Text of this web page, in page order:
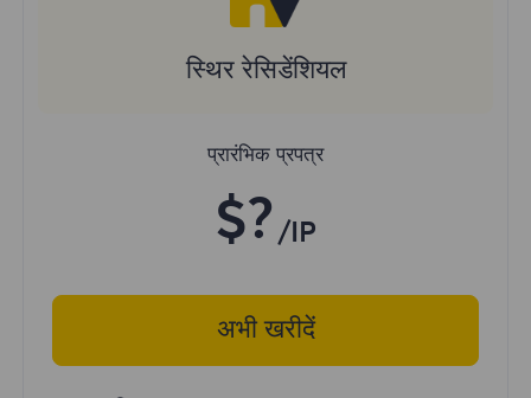
स्थिर रेसिडेंशियल
प्रारंभिक प्रपत्र
$? /IP
अभी खरीदें